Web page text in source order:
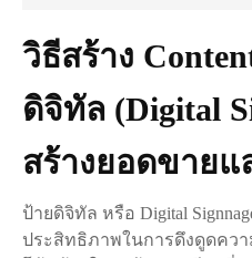
วิธีสร้าง
ดิจิทัล (Digital
สร้างยอดขายแ
ป้ายดิจิทัล หรือ Digital
ประสิทธิภาพในการดึงดูดคว